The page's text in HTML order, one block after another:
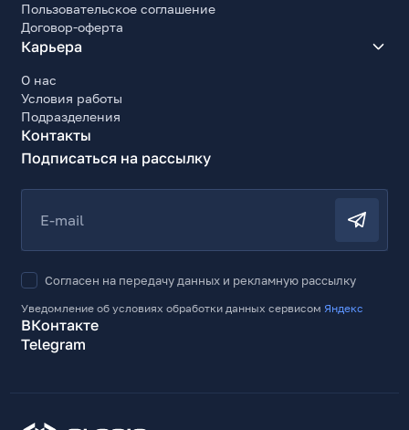
Пользовательское соглашение
Договор-оферта
Карьера
О нас
Условия работы
Подразделения
Контакты
Подписаться на рассылку
E-mail
Согласен на передачу данных и рекламную рассылку
Уведомление об условиях обработки данных сервисом Яндекс
ВКонтакте
Telegram